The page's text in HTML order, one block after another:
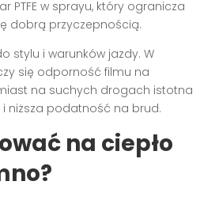
PTFE w sprayu, który ogranicza
dobrą przyczepnością.
stylu i warunków jazdy. W
się odporność filmu na
na suchych drogach istotna
niższa podatność na brud.
na ciepło